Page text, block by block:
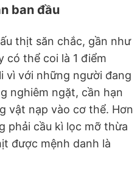
ban đầu
thịt săn chắc, gần như
có thể coi là 1 điểm
vì với những người đang
nghiêm ngặt, cần hạn
vật nạp vào cơ thể. Hơn
phải cầu kì lọc mỡ thừa
được mệnh danh là